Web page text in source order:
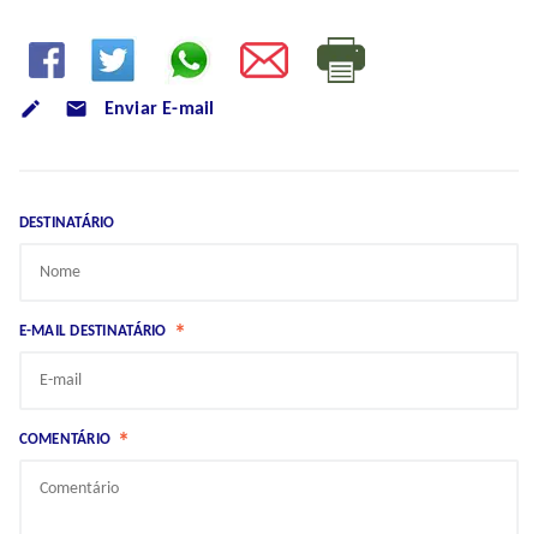
mode_email Enviar E-mail
DESTINATÁRIO
E-MAIL DESTINATÁRIO *
COMENTÁRIO *